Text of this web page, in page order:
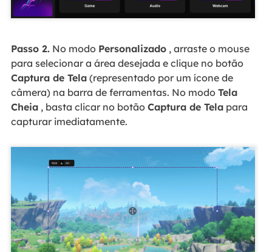
Passo 2.No modo Personalizado, arraste o mouse
para selecionar a área desejada e clique no botão
Captura de Tela(representado por um ícone de
câmera) na barra de ferramentas. No modo Tela
Cheia, basta clicar no botão Captura de Telapara
capturar imediatamente.